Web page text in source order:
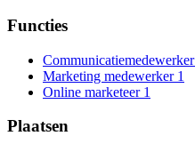
Functies
Communicatiemedewerker
Marketing medewerker 1
Online marketeer 1
Plaatsen